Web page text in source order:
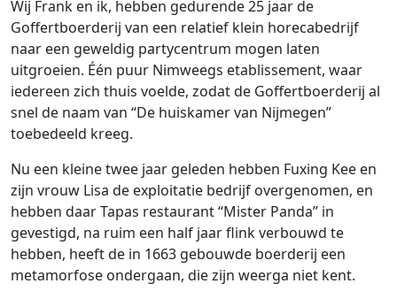
Wij Frank en ik, hebben gedurende 25 jaar de
Goffertboerderij van een relatief klein horecabedrijf
naar een geweldig partycentrum mogen laten
uitgroeien. Één puur Nimweegs etablissement, waar
iedereen zich thuis voelde, zodat de Goffertboerderij al
snel de naam van “De huiskamer van Nijmegen”
toebedeeld kreeg.
Nu een kleine twee jaar geleden hebben Fuxing Kee en
zijn vrouw Lisa de exploitatie bedrijf overgenomen, en
hebben daar Tapas restaurant “Mister Panda” in
gevestigd, na ruim een half jaar flink verbouwd te
hebben, heeft de in 1663 gebouwde boerderij een
metamorfose ondergaan, die zijn weerga niet kent.